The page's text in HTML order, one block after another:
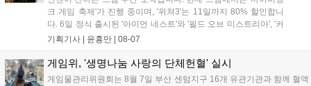
크 게임 축제'가 진행 중이며, '위쳐3'는 11일까지 80% 할인합니
다. 6일 정식 출시된 '아이언 네스트'와 '필드 오브 미스트리아', '커
세어 코브'가 호평받고 있습니다. 한편, 7일 출시된 '마블 투혼'은
다. 유비소프트의 '고스트리콘: 와일드랜드'는 7년 만의 대규모 업
데이트 '라스트 라이츠'와 함께 95% 할인 중입니다....
기획기사 | 윤홍만 08-07
게임위, '생명나눔 사랑의 단체헌혈' 실시
게임물관리위원회는 8월 7일 부산 센텀지구 16개 유관기관과 함께 혈액